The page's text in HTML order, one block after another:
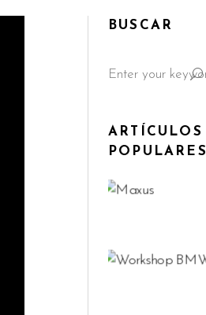
BUSCAR
for:
ARTÍCULOS
POPULARES